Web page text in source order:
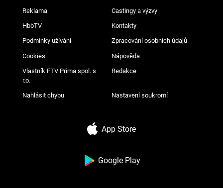
Reklama Castingy a výzvy
HbbTV Kontakty
Podmínky užívání Zpracování osobních údajů
Cookies Nápověda
Vlastník FTV Prima spol. s
r.o.
Redakce
Nahlásit chybu Nastavení soukromí
App Store
Google Play